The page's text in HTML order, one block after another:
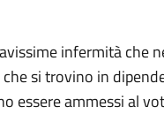
infermità che
si trovino in
essere ammessi al